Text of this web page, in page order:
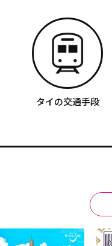
タイの交通手段